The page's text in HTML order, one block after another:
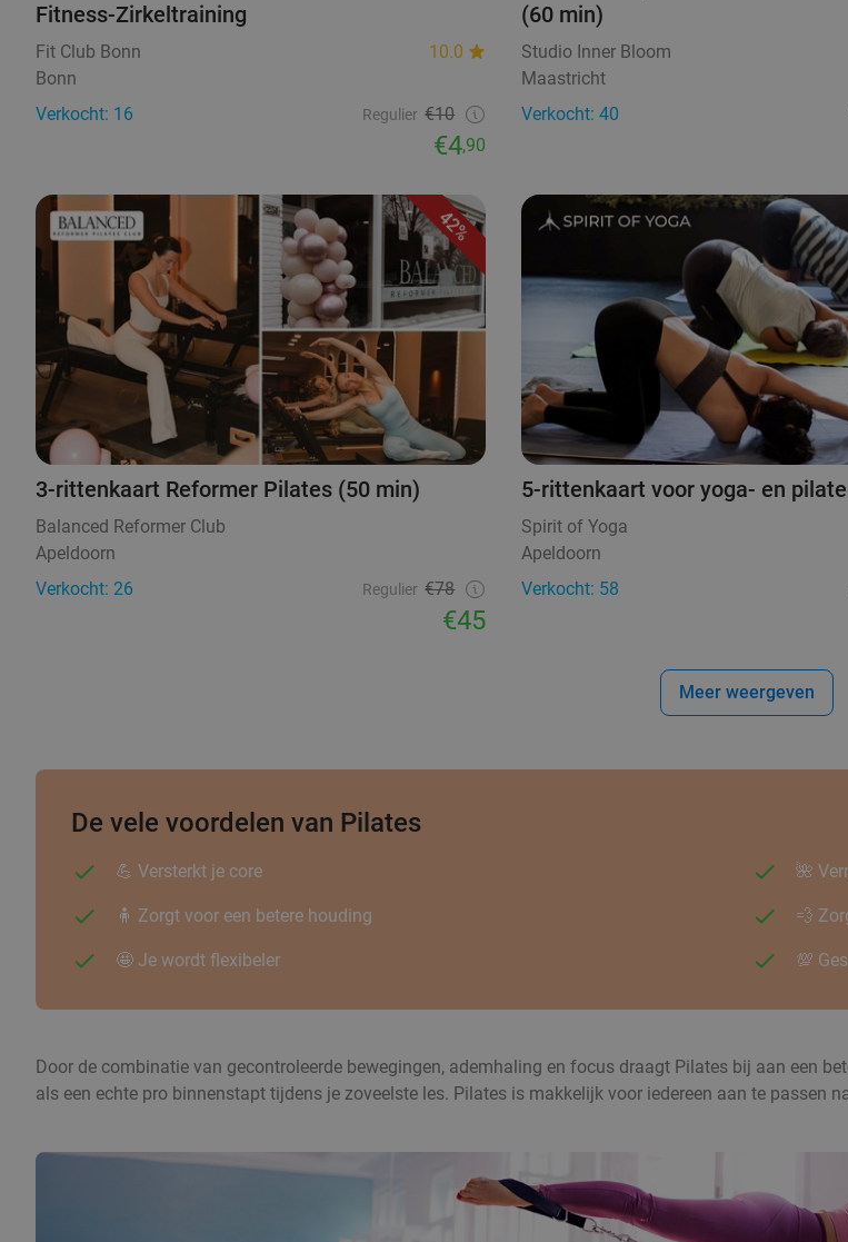
Fitness-Zirkeltraining
Fit Club Bonn
10.0
Bonn
Verkocht: 16
Regulier €10
€4,90
(60 min)
Studio Inner Bloom
Maastricht
Verkocht: 40
42%
3-rittenkaart Reformer Pilates (50 min)
Balanced Reformer Club
Apeldoorn
Verkocht: 26
Regulier €78
€45
5-rittenkaart voor yoga- en
Spirit of Yoga
Apeldoorn
Verkocht: 58
Meer weergeven
De vele voordelen van Pilates
💪 Versterkt je core
🧍 Zorgt voor een betere houding
🤩 Je wordt flexibeler
🌺
💨
💯
Door de combinatie van gecontroleerde bewegingen, ademhaling en focus draagt Pilates bij aan een
als een echte pro binnenstapt tijdens je zoveelste les. Pilates is makkelijk voor iedereen aan te passen